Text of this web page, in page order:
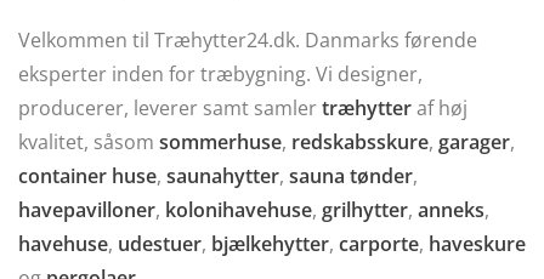
Velkommen til Træhytter24.dk. Danmarks førende
eksperter inden for træbygning. Vi designer,
producerer, leverer samt samlertræhytteraf høj
kvalitet, såsom sommerhuse, redskabsskure, garager,
container huse, saunahytter, sauna tønder,
havepavilloner, kolonihavehuse, grilhytter, anneks,
havehuse, udestuer, bjælkehytter, carporte, haveskure